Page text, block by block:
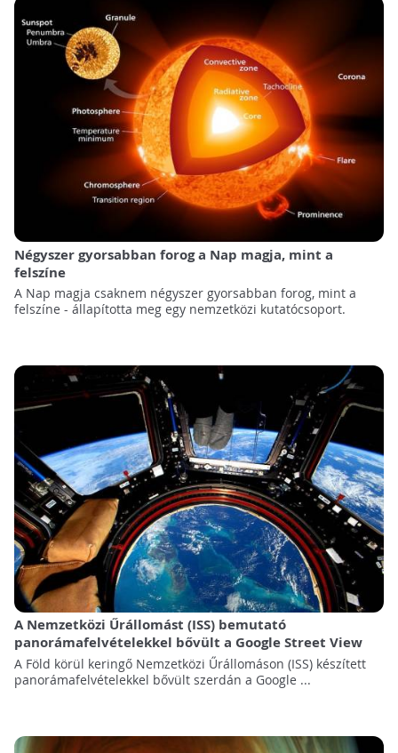
Négyszer gyorsabban forog a Nap magja, mint a
felszíne
A Nap magja csaknem négyszer gyorsabban forog, mint a
felszíne - állapította meg egy nemzetközi kutatócsoport.
A Nemzetközi Űrállomást (ISS) bemutató
panorámafelvételekkel bővült a Google Street View
A Föld körül keringő Nemzetközi Űrállomáson (ISS) készített
panorámafelvételekkel bővült szerdán a Google ...